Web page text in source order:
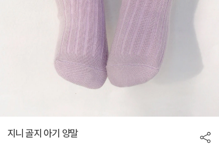
지니 골지 아기 양말